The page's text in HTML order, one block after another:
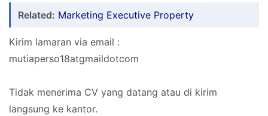
Related: Marketing Executive Property
Kirim lamaran via email :
mutiaperso18atgmaildotcom
Tidak menerima CV yang datang atau di kirim
langsung ke kantor.